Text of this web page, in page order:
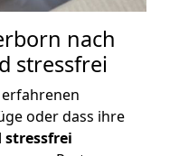
nach
stressfrei
oder dass ihre
stressfrei